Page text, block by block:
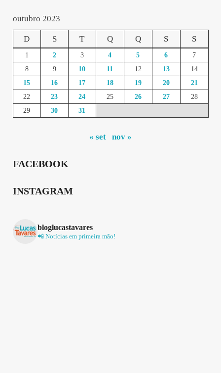
outubro 2023
D S T Q Q S S
1 2 3 4 5 6
7
8
9 10 11 12 13
14
15
16 17 18 19 20
21
22
23 24 25 26 27
28
29
30 31
« set nov »
FACEBOOK
INSTAGRAM
bloglucastavares
📲 Notícias em primeira mão!